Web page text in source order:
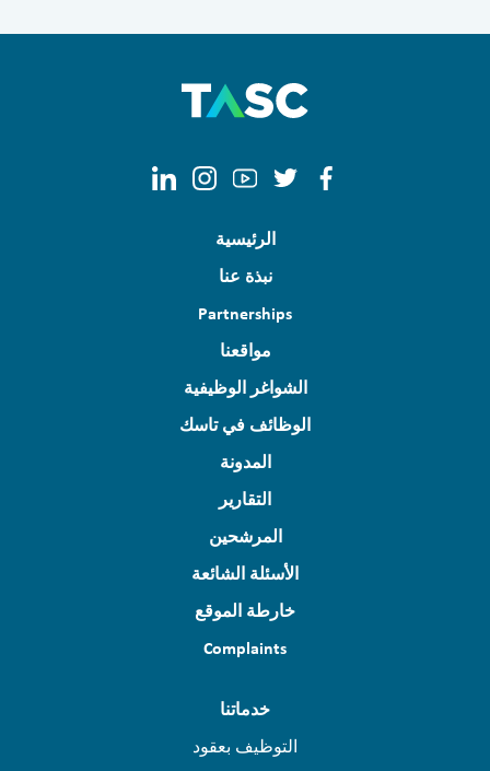
الرئيسية
نبذة عنا
Partnerships
مواقعنا
الشواغر الوظيفية
الوظائف في تاسك
المدونة
التقارير
المرشحين
الأسئلة الشائعة
خارطة الموقع
Complaints
خدماتنا
التوظيف بعقود